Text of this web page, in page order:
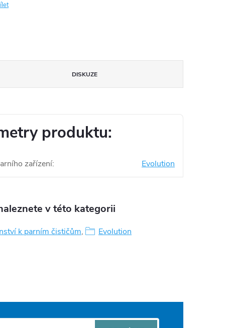
DISKUZE
produktu:
zařízení: Evolution
v této kategorii
k parním čističům, Evolution